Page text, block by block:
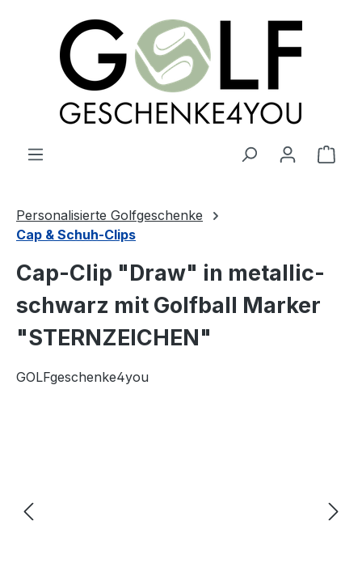
springen
Personalisierte Golfgeschenke
Cap & Schuh-Clips
Cap-Clip "Draw" in metallic-
schwarz mit Golfball Marker
"STERNZEICHEN"
GOLFgeschenke4you